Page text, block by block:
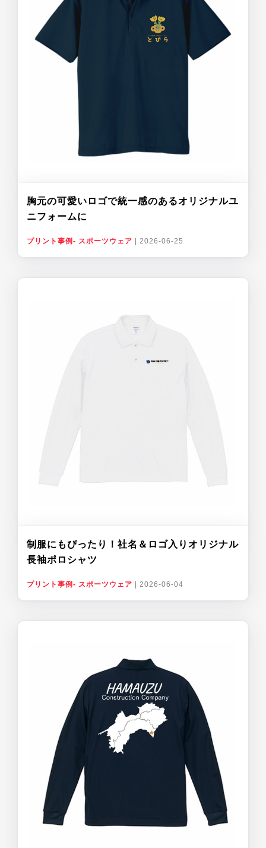
胸元の可愛いロゴで統一感のあるオリジナルユ
ニフォームに
プリント事例- スポーツウェア 2026-06-25
制服にもぴったり！社名＆ロゴ入りオリジナル
長袖ポロシャツ
プリント事例- スポーツウェア 2026-06-04